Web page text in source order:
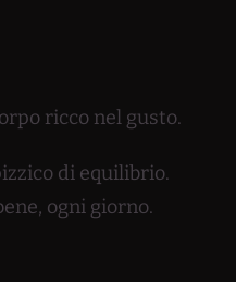
ricco nel gusto.
di equilibrio.
ogni giorno.